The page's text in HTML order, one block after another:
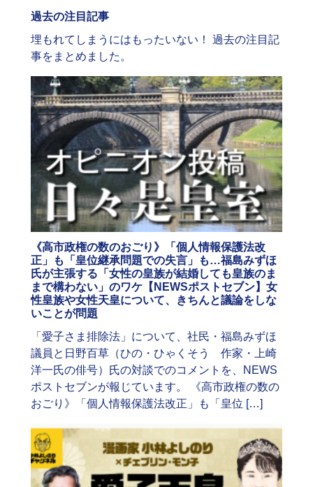
過去の注目記事
埋もれてしまうにはもったいない！ 過去の注目記
事をまとめました。
《高市政権の数のおごり》「個人情報保護法改
正」も「皇位継承問題での失言」も…福島みずほ
氏が主張する「女性の皇族が結婚しても皇族のま
まで構わない」のワケ【NEWSポストセブン】女
性皇族や女性天皇について、きちんと議論をしな
いことが問題
「愛子さま排除法」について、社民・福島みずほ
議員と日野百草（ひの・ひゃくそう 作家・上崎
洋一氏の俳号）氏の対談でのコメントを、NEWS
ポストセブンが報じています。 《高市政権の数の
おごり》「個人情報保護法改正」も「皇位 […]